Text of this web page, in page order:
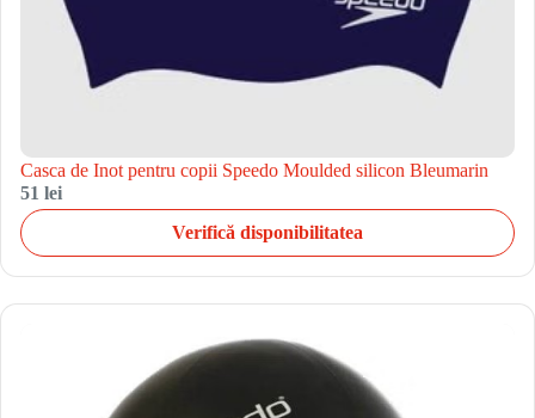
Casca de Inot pentru copii Speedo Moulded silicon Bleumarin
51 lei
Verifică disponibilitatea